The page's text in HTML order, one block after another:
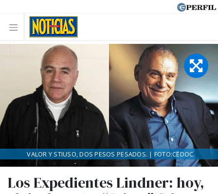
Los Expedientes Lindner: hoy,
VALOR Y STIUSO, DOS PESOS PESADOS. | FOTO:CEDOC.